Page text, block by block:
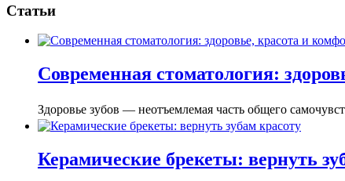
Статьи
Современная стоматология:
Здоровье зубов — неотъемлемая часть общего
Керамические брекеты: вернуть